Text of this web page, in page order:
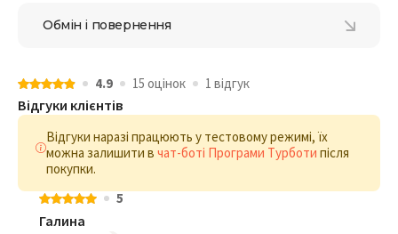
Обмін і повернення
4.9 15 оцiнок 1 відгук
Відгуки клієнтів
Відгуки наразі працюють у тестовому режимі, їх
можна залишити в чат-боті Програми Турботи після
покупки.
5
Галина